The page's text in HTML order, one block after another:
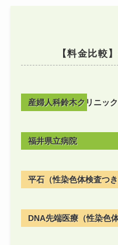
【料金比較
産婦人科鈴木クリニック
福井県立病院
平石（性染色体検査つき
DNA先端医療（性染色